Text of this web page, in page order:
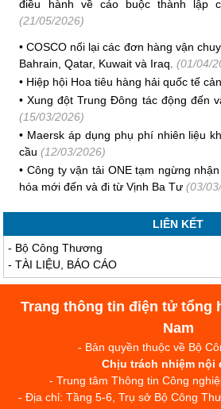
điều hành về cáo buộc thành lập
(21/05/2026)
•COSCO nối lại các đơn hàng vận
Bahrain, Qatar, Kuwait và Iraq. (01/04/
• Hiệp hội Hoa tiêu hàng hải quốc tế
•Xung đột Trung Đông tác động đến
(15/03/2026)
• Maersk áp dụng phụ phí nhiên liệu
cầu (12/03/2026)
•Công ty vận tải ONE tạm ngừng
hóa mới đến và đi từ Vịnh Ba Tư (03/
LIÊN KẾT
- Bộ Công Thương
-TÀI LIỆU, BÁO CÁO
Trang thông tin điện tử tổng
Nam
- Bản quyền thuộc về Bộ
Chịu trách nhiệm nội
- Trung tâm Thông tin Công
- Địa chỉ: Tầng 5-6, Trụ sở Bộ Công